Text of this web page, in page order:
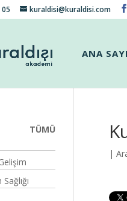
kuraldisi@kuraldisi.com
ANA
|
TÜMÜ